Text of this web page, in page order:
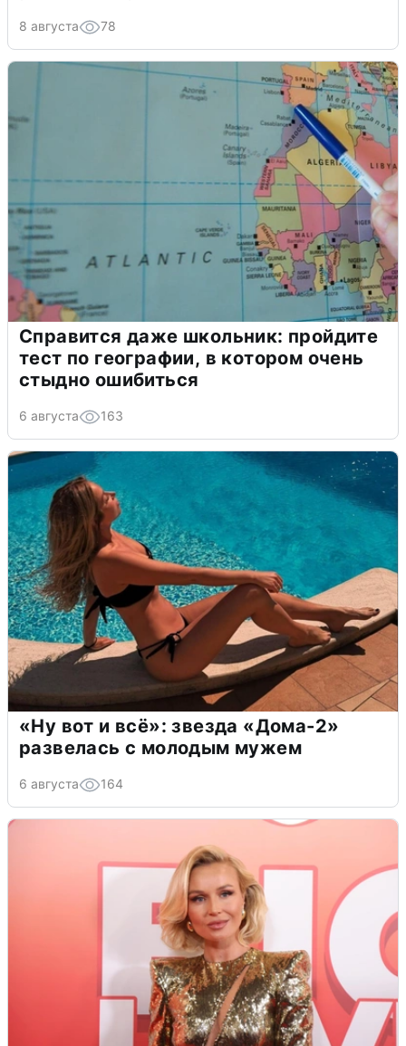
8 августа 78
Справится даже школьник: пройдите
тест по географии, в котором очень
стыдно ошибиться
6 августа 163
«Ну вот и всё»: звезда «Дома-2»
развелась с молодым мужем
6 августа 164